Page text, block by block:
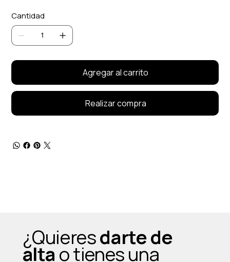
Cantidad
Agregar al carrito
Realizar compra
¿Quieresdarte de
alta o tienes una